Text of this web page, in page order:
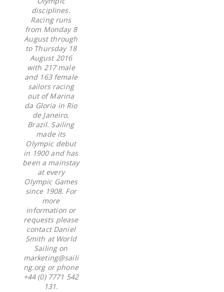
disciplines.
Racing runs
from Monday 8
August through
to Thursday 18
August 2016
with 217 male
and 163 female
sailors racing
out of Marina
da Gloria in Rio
de Janeiro,
Brazil. Sailing
made its
Olympic debut
in 1900 and has
been a mainstay
at every
Olympic Games
since 1908. For
more
information or
requests please
contact Daniel
Smith at World
Sailing on
marketing@saili
ng.org or phone
+44 (0) 7771 542
131.